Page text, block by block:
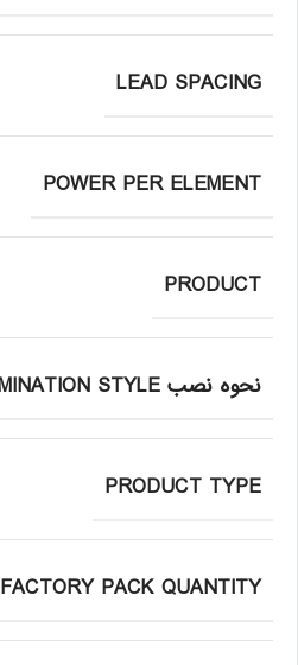
LEAD SPACING
POWER PER ELEMENT
PRODUCT
نحوه نصب TERMINATION STYLE
PRODUCT TYPE
FACTORY PACK QUANTITY